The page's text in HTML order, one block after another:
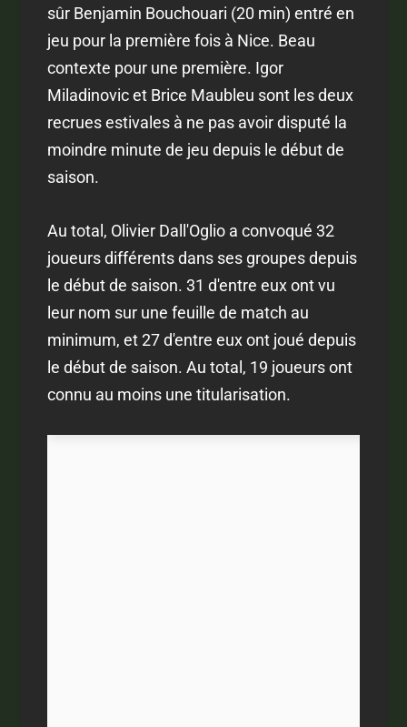
sûr Benjamin Bouchouari (20 min) entré en
jeu pour la première fois à Nice. Beau
contexte pour une première. Igor
Miladinovic et Brice Maubleu sont les deux
recrues estivales à ne pas avoir disputé la
moindre minute de jeu depuis le début de
saison.
Au total, Olivier Dall'Oglio a convoqué 32
joueurs différents dans ses groupes depuis
le début de saison. 31 d'entre eux ont vu
leur nom sur une feuille de match au
minimum, et 27 d'entre eux ont joué depuis
le début de saison. Au total, 19 joueurs ont
connu au moins une titularisation.